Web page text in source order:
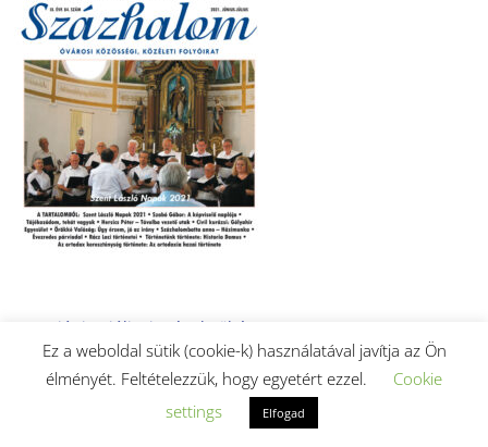
2021. június-júliusi szám letöltése (PDF).
Ez a weboldal sütik (cookie-k) használatával javítja az Ön
élményét. Feltételezzük, hogy egyetért ezzel.
Cookie
settings
Elfogad